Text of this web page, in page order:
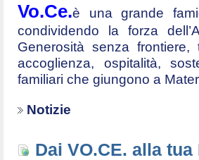
Vo.Ce.è una grande
condividendo la forza
Generosità senza
accoglienza, ospitalità,
familiari che giungono a
Notizie
Dai VO.CE. alla tua